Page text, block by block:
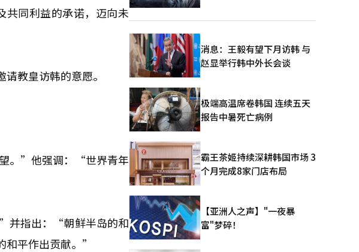
同利益的承诺，迈向未
教皇访韩的意愿。
。”他强调：“世界青年
并指出：“朝鲜半岛的和
和平作出贡献。”
消息：王毅有望下月访韩 与
赵显举行韩中外长会谈
极端高温席卷韩国 连续五天
报告中暑死亡病例
霸王茶姬持续深耕韩国市场 3
个月完成8家门店布局
【亚洲人之声】"一夜暴
富"梦碎！